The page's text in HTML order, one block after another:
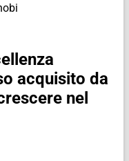
acquisito da
nel